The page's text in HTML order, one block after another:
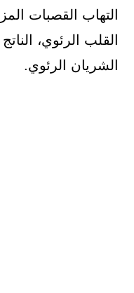
التهاب القصبات
القلب الرئوي،
الشريان الرئوي.